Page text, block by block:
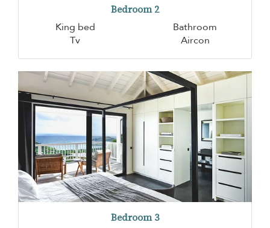
Bedroom 2
King bed
Bathroom
Tv
Aircon
Bedroom 3